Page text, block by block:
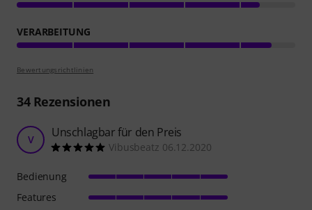
VERARBEITUNG
Bewertungsrichtlinien
34Rezensionen
V Unschlagbar für den Preis
Vibusbeatz 06.12.2020
Bedienung
Features